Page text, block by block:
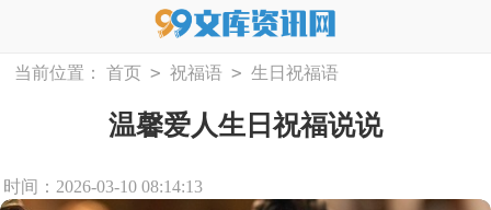
当前位置： 首页 > 祝福语 > 生日祝福语
温馨爱人生日祝福说说
时间：2026-03-10 08:14:13